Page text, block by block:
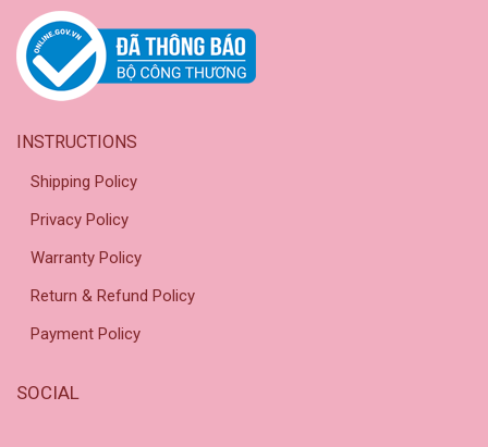
INSTRUCTIONS
Shipping Policy
Privacy Policy
Warranty Policy
Return & Refund Policy
Payment Policy
SOCIAL